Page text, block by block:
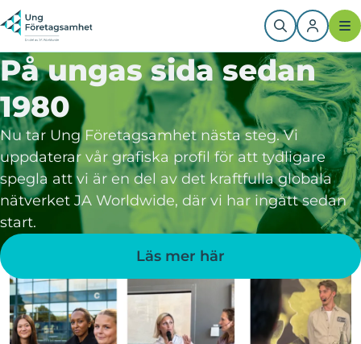
Hoppa
till
huvudinnehåll
På ungas sida sedan
1980
Nu tar Ung Företagsamhet nästa steg. Vi
uppdaterar vår grafiska profil för att tydligare
spegla att vi är en del av det kraftfulla globala
nätverket JA Worldwide, där vi har ingått sedan
start.
Läs mer här